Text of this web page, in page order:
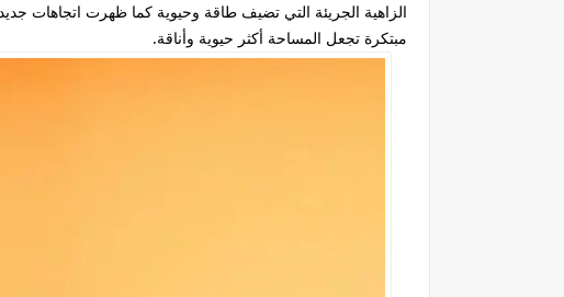
الزاهية الجريئة التي تضيف طاقة وحيوية كما ظهرت اتجاهات
مبتكرة تجعل المساحة أكثر حيوية وأناقة.